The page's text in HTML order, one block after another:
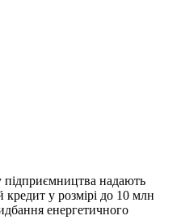
надають
у розмірі до 10 млн
енергетичного